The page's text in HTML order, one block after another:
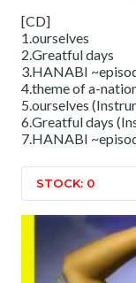
[CD]
1.ourselves
2.Greatful days
3.HANABI
4.theme of a-
5.ourselves
6.Greatful days
7.HANABI
STOCK: 0